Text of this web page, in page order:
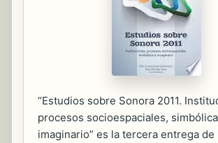
“Estudios sobre Sonora 2011.
procesos socioespaciales,
imaginario” es la tercera entrega de